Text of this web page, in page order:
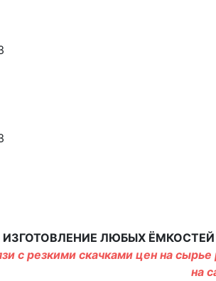
ИЗГОТОВЛЕНИЕ ЛЮБЫХ
с резкими скачками цен на
на